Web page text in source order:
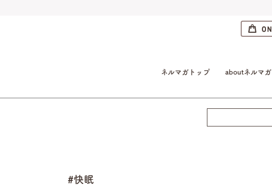
ネルマガトップ aboutネルマガ
#快眠